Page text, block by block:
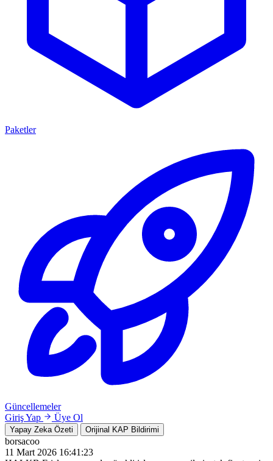
Paketler
Güncellemeler
Giriş Yap
Üye Ol
Yapay Zeka Özeti Orijinal KAP Bildirimi
borsacoo
11 Mart 2026 16:41:23